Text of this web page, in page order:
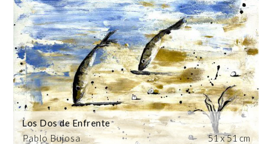
Pablo Bujosa
Los Dos de Enfrente
51 x 51 cm